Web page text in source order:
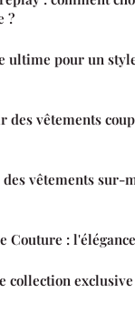
?
ultime pour un
des vêtements
des vêtements sur-
Couture :
collection